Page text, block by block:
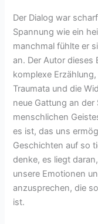
Der Dialog war
Spannung wie ein
manchmal fühlte er
an. Der Autor dieses
komplexe
Traumata und die
neue Gattung an
menschlichen
es ist, das uns
Geschichten auf so
denke, es liegt
unsere Emotionen
anzusprechen, die
ist.